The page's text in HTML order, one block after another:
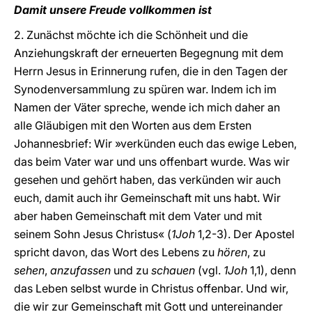
Damit unsere Freude vollkommen ist
2. Zunächst möchte ich die Schönheit und die
Anziehungskraft der erneuerten Begegnung mit dem
Herrn Jesus in Erinnerung rufen, die in den Tagen der
Synodenversammlung zu spüren war. Indem ich im
Namen der Väter spreche, wende ich mich daher an
alle Gläubigen mit den Worten aus dem Ersten
Johannesbrief: Wir »verkünden euch das ewige Leben,
das beim Vater war und uns offenbart wurde. Was wir
gesehen und gehört haben, das verkünden wir auch
euch, damit auch ihr Gemeinschaft mit uns habt. Wir
aber haben Gemeinschaft mit dem Vater und mit
seinem Sohn Jesus Christus« (1Joh 1,2-3). Der Apostel
spricht davon, das Wort des Lebens zu hören, zu
sehen, anzufassen und zu schauen (vgl. 1Joh 1,1), denn
das Leben selbst wurde in Christus offenbar. Und wir,
die wir zur Gemeinschaft mit Gott und untereinander